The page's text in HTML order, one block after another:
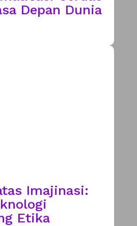
Depan Dunia
Imajinasi:
Etika